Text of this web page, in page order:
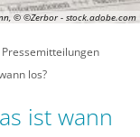
© ©Zerbor - stock.adobe.com
Pressemitteilungen
los?
ist wann